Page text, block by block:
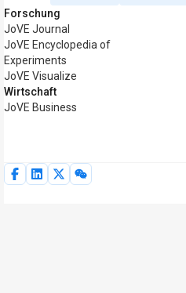
Forschung
JoVE Journal
JoVE Encyclopedia of
Experiments
JoVE Visualize
Wirtschaft
JoVE Business